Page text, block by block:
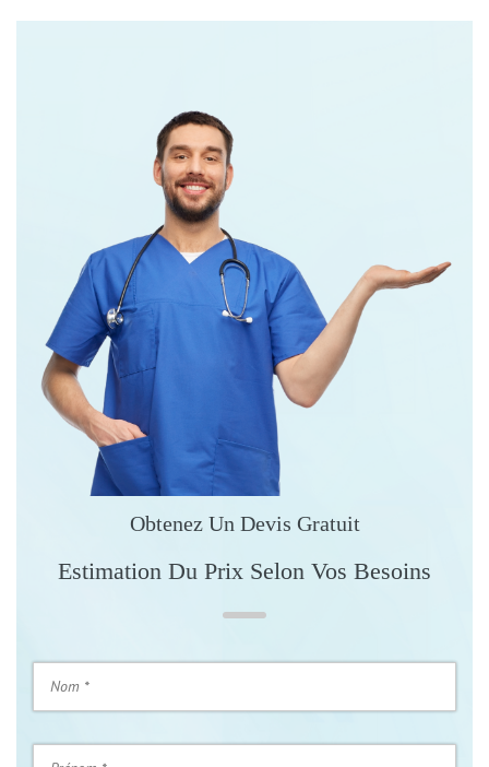
Obtenez Un Devis Gratuit
Estimation Du Prix Selon Vos Besoins